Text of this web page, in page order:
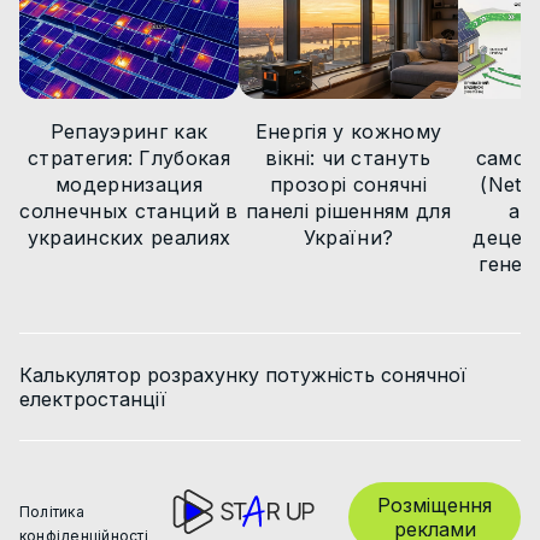
Новини
Репауэринг как
стратегия: Глубокая
модернизация
солнечных станций в
украинских реалиях
Енергія у кожному
вікні: чи стануть
прозорі сонячні
панелі рішенням для
України?
(Net
Калькулятор розрахунку потужність сонячної
електростанції
Політика
конфіденційності
Розміщення
реклами